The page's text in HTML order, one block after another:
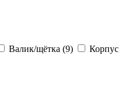
Валик/щётка (9)
Корпус